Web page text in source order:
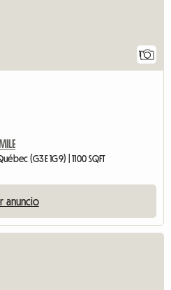
1
(G3E 1G9) | 1100 SQFT
anuncio